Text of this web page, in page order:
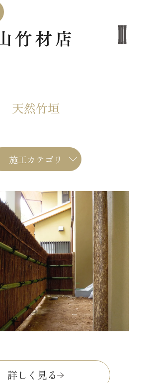
天然竹垣
施工カテゴリ
詳しく見る